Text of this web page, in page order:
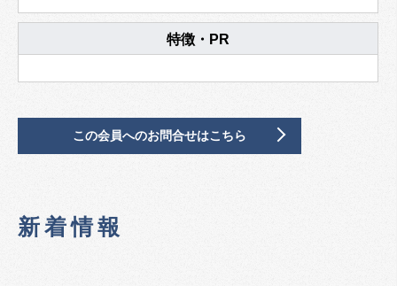
特徴・PR
この会員へのお問合せはこちら
新着情報